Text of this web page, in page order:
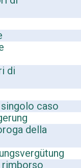
di
caso
della
rimborso